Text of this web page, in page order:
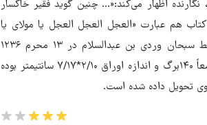
نگارنده اظهار می‌کند:«... چنین گوید فقیر خاکسار
هم عبارت «العجل العجل العجل یا مولای یا
صاحب‌الزمان(عج)...» آورده شده است. این نسخه به خط نستعلیق توسط سبحان وردی بن عبدالسلام در ۱۳ محرم ۱۲۳۶
قمری کتابت شده است، کاغذ نسخه آبی، تعداد سطور۱۳، تعداد اوراق جمعاً ۱۴۰برگ و اندازه اوراق ۲/۱۰*۷/۱۷ سانتیمتر بوده